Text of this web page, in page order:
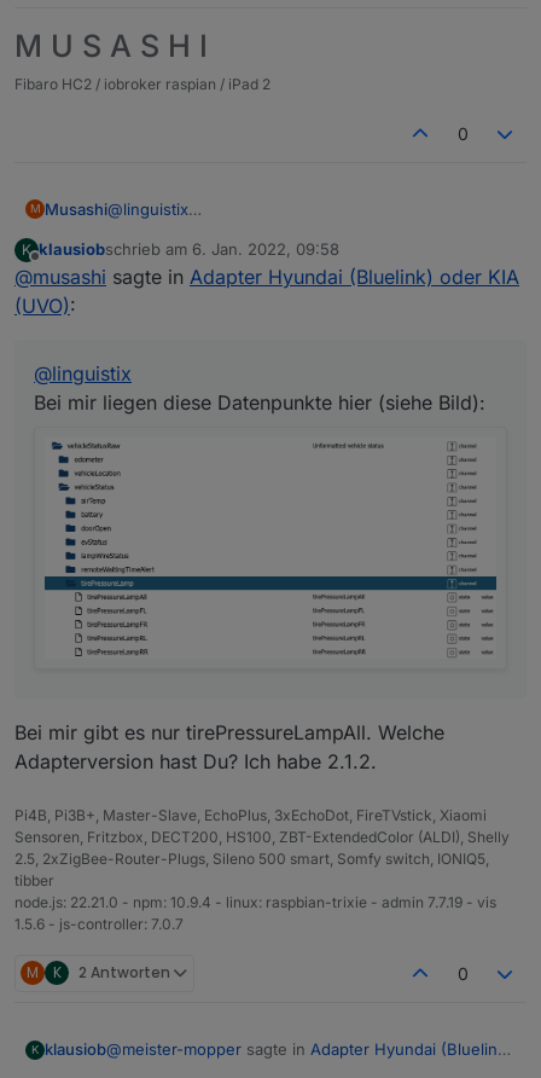
M U S A S H I
Fibaro HC2 / iobroker raspian / iPad 2
0
M Musashi@linguistix
K klausiobschrieb am 6. Jan. 2022, 09:58
zuletzt editiert von
@musashi sagte in Adapter Hyundai (Bluelink) oder KIA
(UVO):
@linguistix
Bei mir liegen diese Datenpunkte hier (siehe Bild):
Bei mir gibt es nur tirePressureLampAll. Welche
Adapterversion hast Du? Ich habe 2.1.2.
Pi4B, Pi3B+, Master-Slave, EchoPlus, 3xEchoDot, FireTVstick, Xiaomi
Sensoren, Fritzbox, DECT200, HS100, ZBT-ExtendedColor (ALDI), Shelly
2.5, 2xZigBee-Router-Plugs, Sileno 500 smart, Somfy switch, IONIQ5,
tibber
node.js: 22.21.0 - npm: 10.9.4 - linux: raspbian-trixie - admin 7.7.19 - vis
1.5.6 - js-controller: 7.0.7
M K 2 Antworten 0
K klausiob@meister-mopper sagte in Adapter Hyundai (Bluelink)